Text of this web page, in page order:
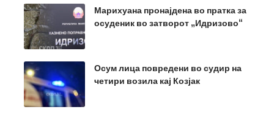
Марихуана пронајдена во пратка за
осуденик во затворот „Идризово“
Осум лица повредени во судир на
четири возила кај Козјак